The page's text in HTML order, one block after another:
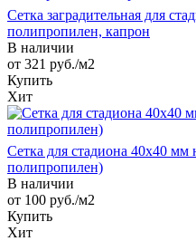
Сетка заградительная для
полипропилен, капрон
В наличии
от 321 руб./м2
Купить
Хит
Сетка для стадиона 40х40
полипропилен)
В наличии
от 100 руб./м2
Купить
Хит